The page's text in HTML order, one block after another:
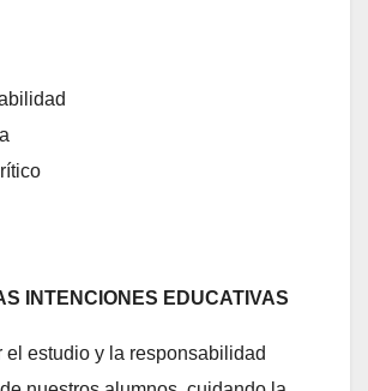
INTENCIONES EDUCATIVAS
el estudio y la responsabilidad